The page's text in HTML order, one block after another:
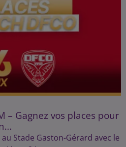
– Gagnez vos places pour
Stade Gaston-Gérard avec le